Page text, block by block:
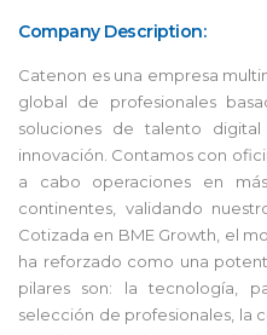
Company Description:
Catenon es una empresa
global de profesionales
soluciones de talento
innovación. Contamos con
a cabo operaciones en
continentes, validando
Cotizada en BME Growth, el
ha reforzado como una
pilares son: la tecnología,
selección de profesionales, la